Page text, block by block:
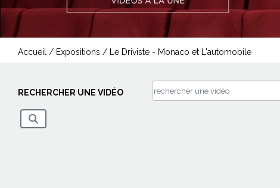
Accueil / Expositions / Le Driviste - Monaco et L'automobile
RECHERCHER UNE VIDÉO